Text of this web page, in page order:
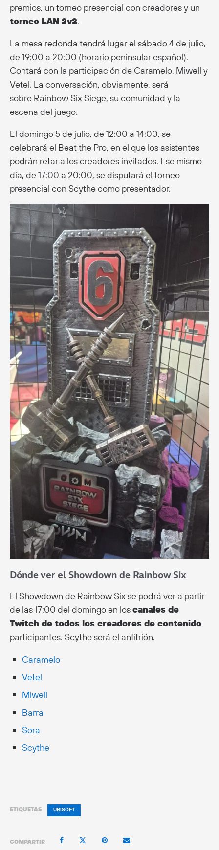
premios, un torneo presencial con creadores y un
torneo LAN 2v2.
La mesa redonda tendrá lugar el sábado 4 de julio,
de 19:00 a 20:00 (horario peninsular español).
Contará con la participación de Caramelo, Miwell y
Vetel. La conversación, obviamente, será
sobre Rainbow Six Siege, su comunidad y la
escena del juego.
El domingo 5 de julio, de 12:00 a 14:00, se
celebrará el Beat the Pro, en el que los asistentes
podrán retar a los creadores invitados. Ese mismo
día, de 17:00 a 20:00, se disputará el torneo
presencial con Scythe como presentador.
Dónde ver el Showdown de Rainbow Six
El Showdown de Rainbow Six se podrá ver a partir
de las 17:00 del domingo en loscanales de
Twitch de todos los creadores de contenido
participantes. Scythe será el anfitrión.
Caramelo
Vetel
Miwell
Barra
Sora
Scythe
ETIQUETAS UBISOFT
COMPARTIR